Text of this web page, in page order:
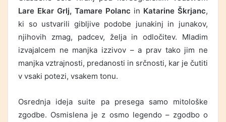
Lare Ekar Grlj, Tamare Polanc in Katarine Škrjanc,
ki so ustvarili gibljive podobe junakinj in junakov,
njihovih zmag, padcev, želja in odločitev. Mladim
izvajalcem ne manjka izzivov – a prav tako jim ne
manjka vztrajnosti, predanosti in srčnosti, kar je čutiti
v vsaki potezi, vsakem tonu.
Osrednja ideja suite pa presega samo mitološke
zgodbe. Osmislena je z osmo legendo – zgodbo o